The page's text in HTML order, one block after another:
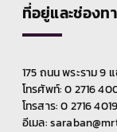
ที่อยู่และช่อง
175 ถนน พระราม 9
โทรศัพท์: 0 2716
โทรสาร: 0 2716 4019
อีเมล: